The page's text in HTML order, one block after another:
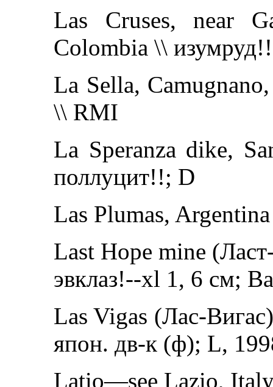
Las Cruses, near
Colombia \\
La Sella,
\\ RMI
La Speranza dike,
поллуцит!!; D
Las Plumas, Argentina
Last Hope mine
эвклаз!--xl 1, 6 см;
Las Vigas (Лас-
япон. дв-к (ф); L,
Latio—see Lazio,